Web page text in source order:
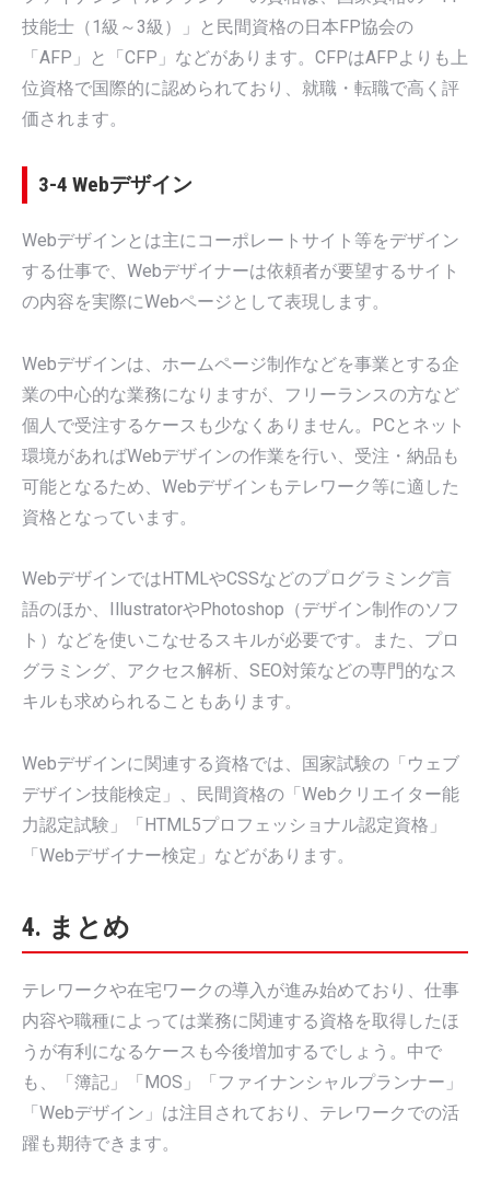
技能士（1級～3級）」と民間資格の日本FP協会の
「AFP」と「CFP」などがあります。CFPはAFPよりも上
位資格で国際的に認められており、就職・転職で高く評
価されます。
3-4 Webデザイン
Webデザインとは主にコーポレートサイト等をデザイン
する仕事で、Webデザイナーは依頼者が要望するサイト
の内容を実際にWebページとして表現します。
Webデザインは、ホームページ制作などを事業とする企
業の中心的な業務になりますが、フリーランスの方など
個人で受注するケースも少なくありません。PCとネット
環境があればWebデザインの作業を行い、受注・納品も
可能となるため、Webデザインもテレワーク等に適した
資格となっています。
WebデザインではHTMLやCSSなどのプログラミング言
語のほか、IllustratorやPhotoshop（デザイン制作のソフ
ト）などを使いこなせるスキルが必要です。また、プロ
グラミング、アクセス解析、SEO対策などの専門的なス
キルも求められることもあります。
Webデザインに関連する資格では、国家試験の「ウェブ
デザイン技能検定」、民間資格の「Webクリエイター能
力認定試験」「HTML5プロフェッショナル認定資格」
「Webデザイナー検定」などがあります。
4. まとめ
テレワークや在宅ワークの導入が進み始めており、仕事
内容や職種によっては業務に関連する資格を取得したほ
うが有利になるケースも今後増加するでしょう。中で
も、「簿記」「MOS」「ファイナンシャルプランナー」
「Webデザイン」は注目されており、テレワークでの活
躍も期待できます。